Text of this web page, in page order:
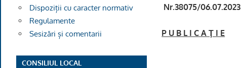
Nr.38075/06.07.2023
P U B L I C A Ţ I E
Dispoziții cu caracter normativ
Regulamente
Sesizări și comentarii
CONSILIUL LOCAL